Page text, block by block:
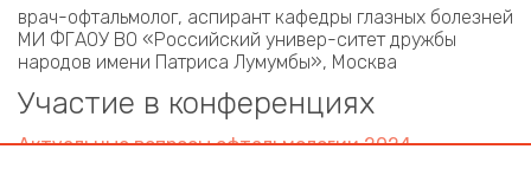
врач-офтальмолог, аспирант кафедры глазных болезней
МИ ФГАОУ ВО «Российский универ-ситет дружбы
народов имени Патриса Лумумбы», Москва
Участие в конференциях
Актуальные вопросы офтальмологии 2024